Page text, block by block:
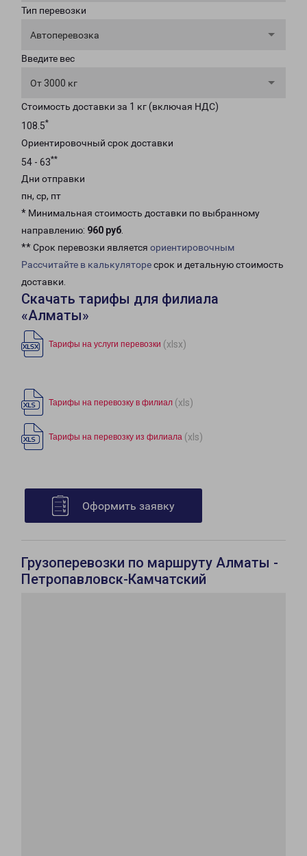
Тип перевозки
Автоперевозка
Введите вес
От 3000 кг
Стоимость доставки за 1 кг (включая НДС)
108.5*
Ориентировочный срок доставки
54 - 63**
Дни отправки
пн, ср, пт
* Минимальная стоимость доставки по выбранному
направлению: 960 руб.
** Срок перевозки является ориентировочным
Рассчитайте в калькуляторесрок и детальную стоимость
доставки.
Скачать тарифы для филиала
«Алматы»
Тарифы на услуги перевозки (xlsx)
Тарифы на перевозку в филиал (xls)
Тарифы на перевозку из филиала (xls)
Оформить заявку
Грузоперевозки по маршруту Алматы -
Петропавловск-Камчатский